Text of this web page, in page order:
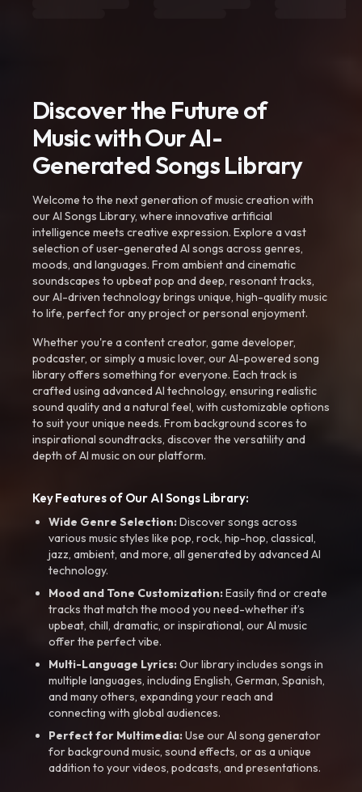
Discover the Future of
Music with Our AI-
Generated Songs Library
Welcome to the next generation of music creation with
our AI Songs Library, where innovative artificial
intelligence meets creative expression. Explore a vast
selection of user-generated AI songs across genres,
moods, and languages. From ambient and cinematic
soundscapes to upbeat pop and deep, resonant tracks,
our AI-driven technology brings unique, high-quality music
to life, perfect for any project or personal enjoyment.
Whether you're a content creator, game developer,
podcaster, or simply a music lover, our AI-powered song
library offers something for everyone. Each track is
crafted using advanced AI technology, ensuring realistic
sound quality and a natural feel, with customizable options
to suit your unique needs. From background scores to
inspirational soundtracks, discover the versatility and
depth of AI music on our platform.
Key Features of Our AI Songs Library:
Wide Genre Selection:Discover songs across
various music styles like pop, rock, hip-hop, classical,
jazz, ambient, and more, all generated by advanced AI
technology.
Mood and Tone Customization:Easily find or create
tracks that match the mood you need-whether it’s
upbeat, chill, dramatic, or inspirational, our AI music
offer the perfect vibe.
Multi-Language Lyrics:Our library includes songs in
multiple languages, including English, German, Spanish,
and many others, expanding your reach and
connecting with global audiences.
Perfect for Multimedia:Use our AI song generator
for background music, sound effects, or as a unique
addition to your videos, podcasts, and presentations.